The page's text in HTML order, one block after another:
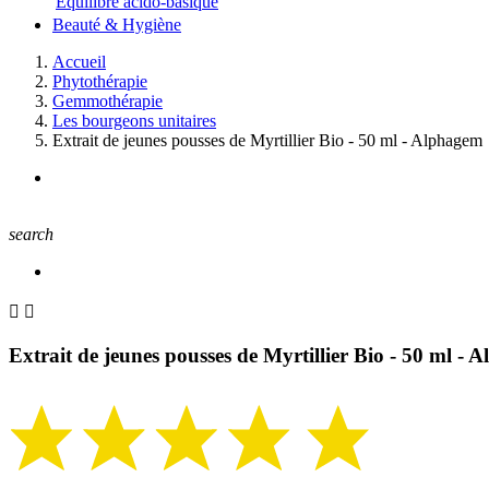
Beauté & Hygiène
Accueil
Phytothérapie
Gemmothérapie
Les bourgeons unitaires
Extrait de jeunes pousses de Myrtillier Bio - 50 ml - Alphagem
search
 
Extrait de jeunes pousses de Myrtillier Bio - 50 ml -